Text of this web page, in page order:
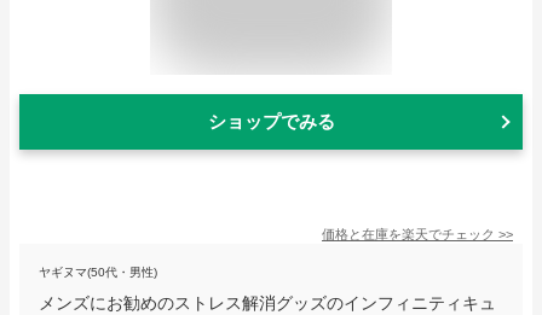
ショップでみる
価格と在庫を楽天でチェック >>
ヤギヌマ(50代・男性)
メンズにお勧めのストレス解消グッズのインフィニティキュ